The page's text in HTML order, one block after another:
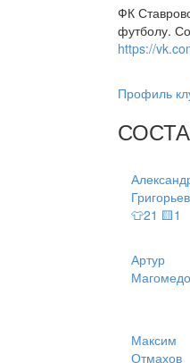
ФК
футболу.
https://
Профиль
👕21 🟨1
Артур
Максим
Отмахов